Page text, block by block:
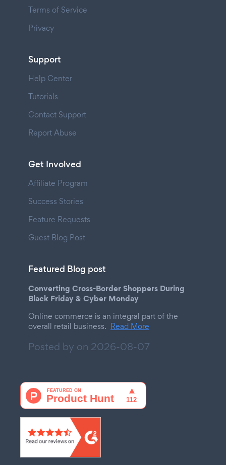
Terms of Service
Privacy
Support
Help Center
Tutorials
Contact Support
Report Abuse
Get Involved
Affiliate Program
Success Stories
Feature Requests
Guest Blog Post
Featured Blog post
Converting Cross-Border Shoppers During
Black Friday & Cyber Monday
Online commerce is an integral part of the
overall retail business. Read More
Posted by on 2026-08-07